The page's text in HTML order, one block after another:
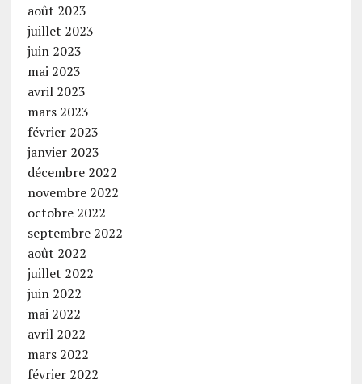
août 2023
juillet 2023
juin 2023
mai 2023
avril 2023
mars 2023
février 2023
janvier 2023
décembre 2022
novembre 2022
octobre 2022
septembre 2022
août 2022
juillet 2022
juin 2022
mai 2022
avril 2022
mars 2022
février 2022